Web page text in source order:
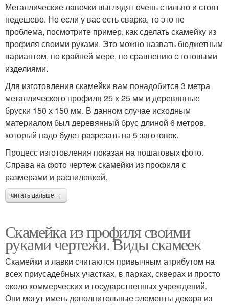
Металлические лавочки выглядят очень стильно и стоят
недешево. Но если у вас есть сварка, то это не
проблема, посмотрите пример, как сделать скамейку из
профиля своими руками. Это можно назвать бюджетным
вариантом, по крайней мере, по сравнению с готовыми
изделиями.
Для изготовления скамейки вам понадобится 3 метра
металлического профиля 25 х 25 мм и деревянные
бруски 150 х 150 мм. В данном случае исходным
материалом был деревянный брус длиной 6 метров,
который надо будет разрезать на 5 заготовок.
Процесс изготовления показан на пошаговых фото.
Справа на фото чертеж скамейки из профиля с
размерами и распиловкой.
читать дальше →
Скамейка из профиля своими
руками чертежи. Виды скамеек
Скамейки и лавки считаются привычным атрибутом на
всех приусадебных участках, в парках, скверах и просто
около коммерческих и государственных учреждений.
Они могут иметь дополнительные элементы декора из